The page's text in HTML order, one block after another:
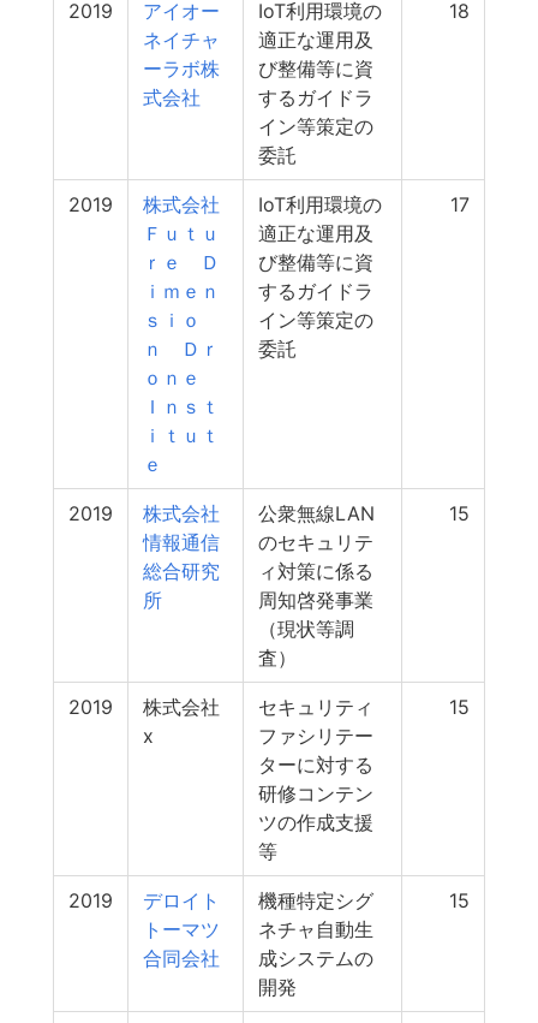
2019
アイオー
ネイチャ
ーラボ株
式会社
IoT利用環境の
適正な運用及
び整備等に資
するガイドラ
イン等策定の
委託
18
2019
株式会社
Ｆｕｔｕ
ｒｅ Ｄ
ｉｍｅｎ
ｓｉｏ
ｎ Ｄｒ
ｏｎｅ
Ｉｎｓｔ
ｉｔｕｔ
ｅ
IoT利用環境の
適正な運用及
び整備等に資
するガイドラ
イン等策定の
委託
17
2019
株式会社
情報通信
総合研究
所
公衆無線LAN
のセキュリテ
ィ対策に係る
周知啓発事業
（現状等調
査）
15
2019
株式会社
x
セキュリティ
ファシリテー
ターに対する
研修コンテン
ツの作成支援
等
15
2019
デロイト
トーマツ
合同会社
機種特定シグ
ネチャ自動生
成システムの
開発
15